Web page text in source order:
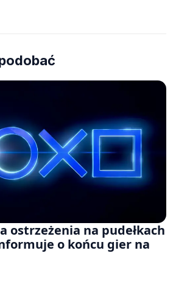
ostrzeżenia na pudełkach
o końcu gier na